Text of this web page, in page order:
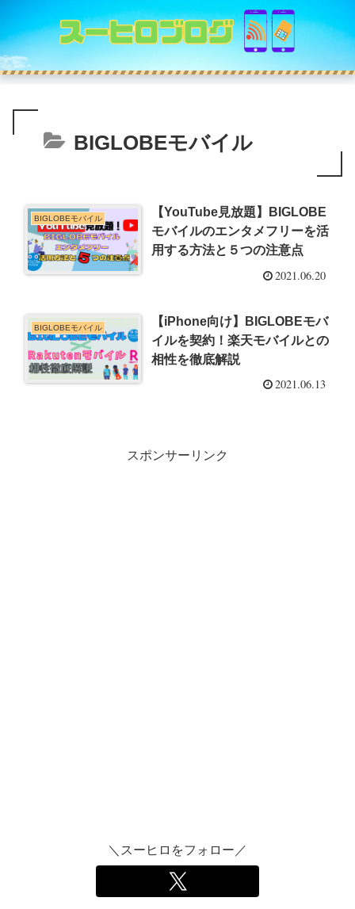
BIGLOBEモバイル
BIGLOBEモバイル
【YouTube見放題】BIGLOBE
モバイルのエンタメフリーを活
用する方法と５つの注意点
2021.06.20
BIGLOBEモバイル
【iPhone向け】BIGLOBEモバ
イルを契約！楽天モバイルとの
相性を徹底解説
2021.06.13
スポンサーリンク
＼スーヒロをフォロー／